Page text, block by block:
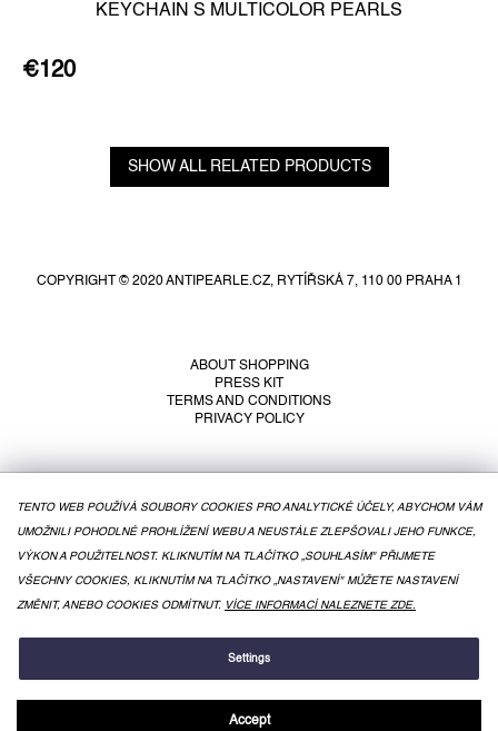
TENTO WEB POUŽÍVÁ SOUBORY COOKIES PRO ANALYTICKÉ ÚČELY, ABYCHOM VÁM
UMOŽNILI POHODLNÉ PROHLÍŽENÍ WEBU A NEUSTÁLE ZLEPŠOVALI JEHO FUNKCE,
VÝKON A POUŽITELNOST. KLIKNUTÍM NA TLAČÍTKO „SOUHLASÍM" PŘIJMETE
VŠECHNY COOKIES, KLIKNUTÍM NA TLAČÍTKO „NASTAVENÍ" MŮŽETE NASTAVENÍ
ZMĚNIT, ANEBO COOKIES ODMÍTNUT. VÍCE INFORMACÍ NALEZNETE ZDE.
Settings
Accept
KEYCHAIN S MULTICOLOR PEARLS
€120
SHOW ALL RELATED PRODUCTS
COPYRIGHT © 2020 ANTIPEARLE.CZ, RYTÍŘSKÁ 7, 110 00 PRAHA 1
ABOUT SHOPPING
PRESS KIT
TERMS AND CONDITIONS
PRIVACY POLICY
CREATED BY SHOPTET